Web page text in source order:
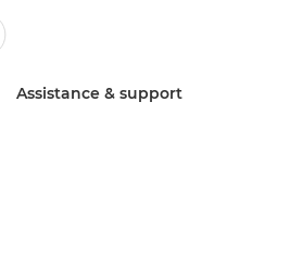
Assistance & support